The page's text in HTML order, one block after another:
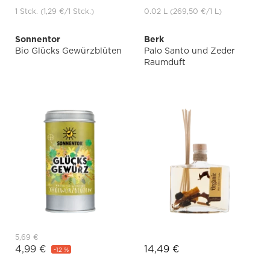
1 Stck. (1,29 €/1 Stck.) 0.02 L (269,50 €/1 L)
Sonnentor
Bio Glücks Gewürzblüten
5,69 €
4,99 € -12 %
Berk
Palo Santo und Zeder
Raumduft
14,49 €